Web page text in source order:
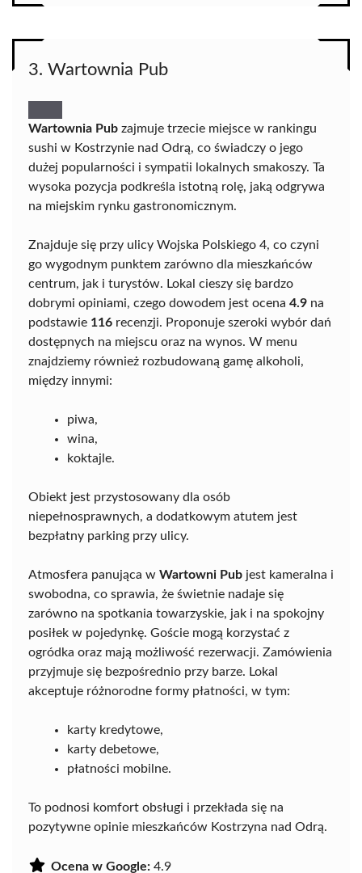
3. Wartownia Pub
Wartownia Pub zajmuje trzecie miejsce w rankingu
sushi w Kostrzynie nad Odrą, co świadczy o jego
dużej popularności i sympatii lokalnych smakoszy. Ta
wysoka pozycja podkreśla istotną rolę, jaką odgrywa
na miejskim rynku gastronomicznym.
Znajduje się przy ulicy Wojska Polskiego 4, co czyni
go wygodnym punktem zarówno dla mieszkańców
centrum, jak i turystów. Lokal cieszy się bardzo
dobrymi opiniami, czego dowodem jest ocena 4.9 na
podstawie 116 recenzji. Proponuje szeroki wybór dań
dostępnych na miejscu oraz na wynos. W menu
znajdziemy również rozbudowaną gamę alkoholi,
między innymi:
piwa,
wina,
koktajle.
Obiekt jest przystosowany dla osób
niepełnosprawnych, a dodatkowym atutem jest
bezpłatny parking przy ulicy.
Atmosfera panująca w Wartowni Pub jest kameralna i
swobodna, co sprawia, że świetnie nadaje się
zarówno na spotkania towarzyskie, jak i na spokojny
posiłek w pojedynkę. Goście mogą korzystać z
ogródka oraz mają możliwość rezerwacji. Zamówienia
przyjmuje się bezpośrednio przy barze. Lokal
akceptuje różnorodne formy płatności, w tym:
karty kredytowe,
karty debetowe,
płatności mobilne.
To podnosi komfort obsługi i przekłada się na
pozytywne opinie mieszkańców Kostrzyna nad Odrą.
Ocena w Google: 4.9